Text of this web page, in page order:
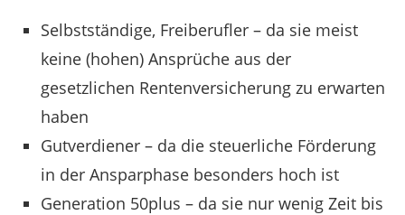
Selbstständige, Freiberufler – da sie meist
keine (hohen) Ansprüche aus der
gesetzlichen Rentenversicherung zu erwarten
haben
Gutverdiener – da die steuerliche Förderung
in der Ansparphase besonders hoch ist
Generation 50plus – da sie nur wenig Zeit bis